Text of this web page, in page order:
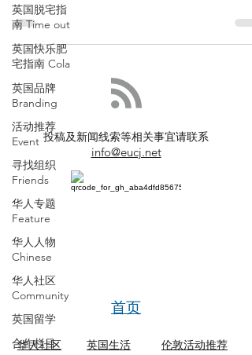
英国脱宅指
南 Time out
英国快乐肥
宅指南 Cola
英国品牌
Branding
活动推荐
Event
寻找组织
Friends
华人专题
Feature
华人人物
Chinese
华人社区
Community
英国留学
合作栏目
么活动可约了？那么，小乔推荐大家赶紧来
场“暴风雨式洗脑的”圣诞颂歌音乐会啦！ 除
了享受演奏家给你带来的圣诞歌曲，你也可
参与其中，现场飙歌！...
投稿及新闻线索等相关事宜请联系
info@eucj.net
首页
华人社区 英国生活​ 伦敦活动推荐